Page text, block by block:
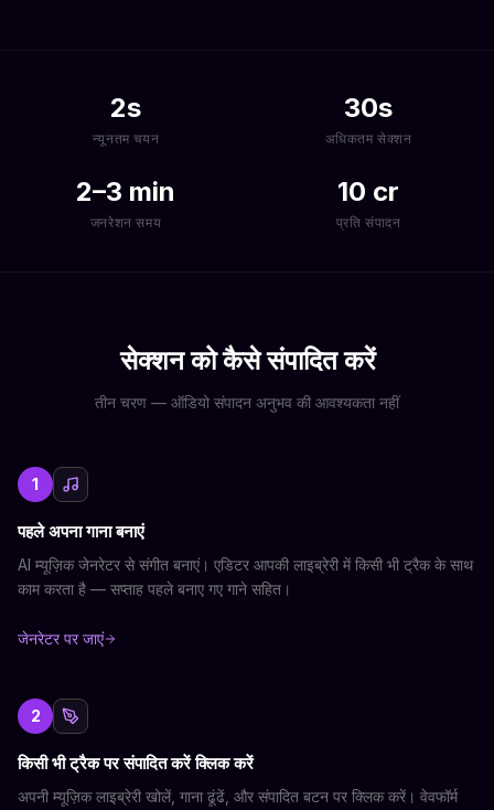
2s
न्यूनतम चयन
30s
अधिकतम सेक्शन
2–3 min
जनरेशन समय
10 cr
प्रति संपादन
सेक्शन को कैसे संपादित करें
तीन चरण — ऑडियो संपादन अनुभव की आवश्यकता नहीं
1
पहले अपना गाना बनाएं
AI म्यूज़िक जेनरेटर से संगीत बनाएं। एडिटर आपकी लाइब्रेरी में किसी भी ट्रैक के साथ
काम करता है — सप्ताह पहले बनाए गए गाने सहित।
जेनरेटर पर जाएं
2
किसी भी ट्रैक पर संपादित करें क्लिक करें
अपनी म्यूज़िक लाइब्रेरी खोलें, गाना ढूंढें, और संपादित बटन पर क्लिक करें। वेवफॉर्म